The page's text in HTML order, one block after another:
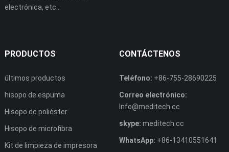
electrónica, etc..
PRODUCTOS
últimos productos
hisopo de espuma
Hisopo de poliéster
Hisopo de microfibra
Kit de limpieza de impresora
CONTÁCTENOS
Teléfono: +86-755-28690225
Correo electrónico:
Info@meditech.cc
skype: meditech.cc
WhatsApp: +86-13410551641